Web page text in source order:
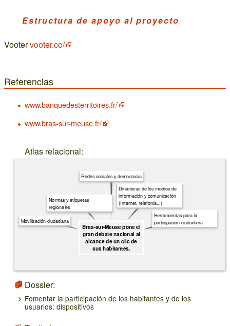
Estructura de apoyo al proyecto
Vootervooter.co/
Referencias
www.banquedesterritoires.fr/
www.bras-sur-meuse.fr/
Atlas relacional:
Bras-sur-Meuse pone el
gran debate nacional al
alcance de un clic de
sus habitantes.
Herramientas para la
participación ciudadana
Dinámicas de los medios de
información y comunicación
(Internet, telefonía...)
Redes sociales y democracia
Normas y etiquetas
regionales
Movilización ciudadana
Dossier:
Fomentar la participación de los habitantes y de los
usuarios: dispositivos